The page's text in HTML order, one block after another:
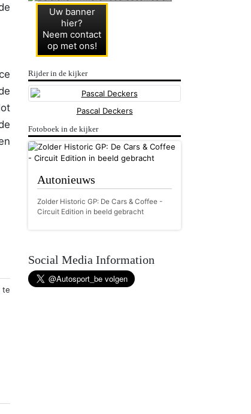
te
Uw banner
hier?
Neem contact
op met ons!
Rijder in de kijker
Pascal Deckers
Fotoboek in de kijker
Autonieuws
Zolder Historic GP: De Cars & Coffee -
Circuit Edition in beeld gebracht
Social Media Information